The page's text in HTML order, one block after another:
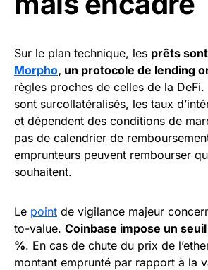
Sur le plan technique, les prêts
Morpho, un protocole de lending
règles proches de celles de la DeFi.
sont surcollatéralisés, les taux
et dépendent des conditions de
pas de calendrier de
emprunteurs peuvent rembourser
souhaitent.
Le point de vigilance majeur
to-value. Coinbase impose un
%. En cas de chute du prix de
montant emprunté par rapport à la